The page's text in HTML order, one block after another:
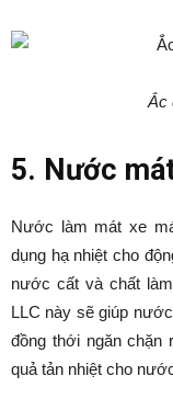
Ắc
5. Nước
Nước làm mát xe
dụng hạ nhiệt cho
nước cất và chất
LLC này sẽ giúp
đồng thới ngăn chặn
quả tản nhiệt cho